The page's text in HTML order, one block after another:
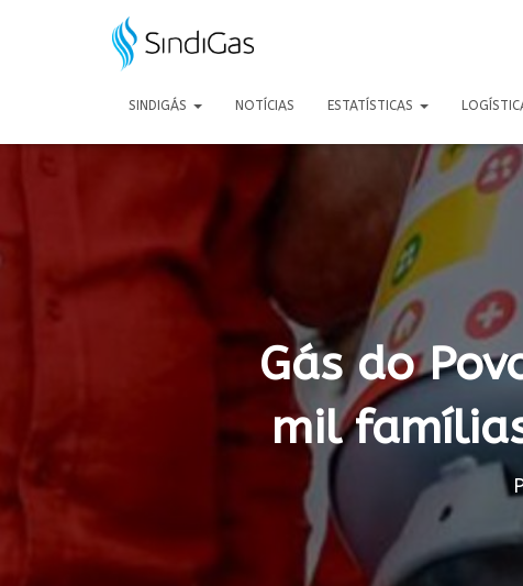
SINDIGÁS NOTÍCIAS ESTATÍSTICAS
Gás do
mil